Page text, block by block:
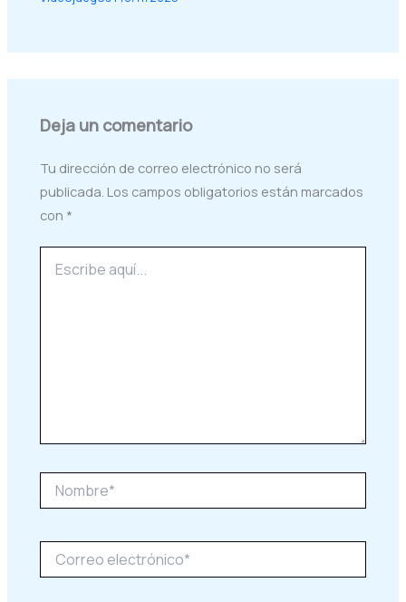
Deja un comentario
Tu dirección de correo electrónico no será
publicada. Los campos obligatorios están marcados
con *
aquí...
electrónico*